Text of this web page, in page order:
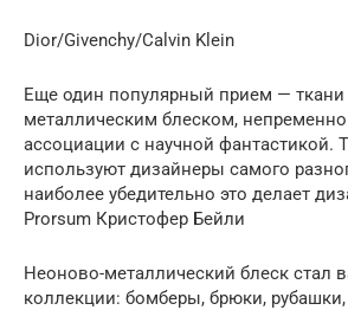
Dior/Givenchy/Calvin Klein
Еще один популярный прием —
металлическим блеском,
ассоциации с научной фантастикой.
используют дизайнеры самого
наиболее убедительно это делает
Prorsum Кристофер Бейли
Неоново-металлический блеск стал
коллекции: бомберы, брюки,